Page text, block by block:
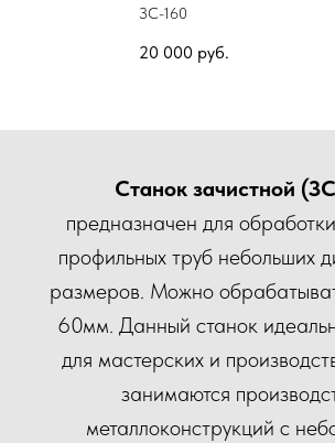
ЗС-160
20 000 руб.
Станок зачистной
предназначен для
профильных труб небольших
размеров. Можно
60мм. Данный станок
для мастерских и
занимаются
металлоконструкций с